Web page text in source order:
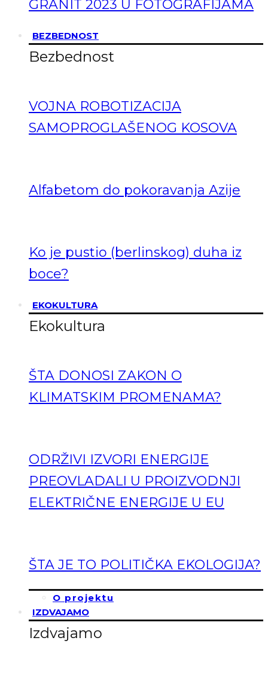
GRANIT 2023 U FOTOGRAFIJAMA
BEZBEDNOST
Bezbednost
VOJNA ROBOTIZACIJA
SAMOPROGLAŠENOG KOSOVA
Alfabetom do pokoravanja Azije
Ko je pustio (berlinskog) duha iz
boce?
EKOKULTURA
Ekokultura
ŠTA DONOSI ZAKON O
KLIMATSKIM PROMENAMA?
ODRŽIVI IZVORI ENERGIJE
PREOVLADALI U PROIZVODNJI
ELEKTRIČNE ENERGIJE U EU
ŠTA JE TO POLITIČKA EKOLOGIJA?
O projektu
IZDVAJAMO
Izdvajamo